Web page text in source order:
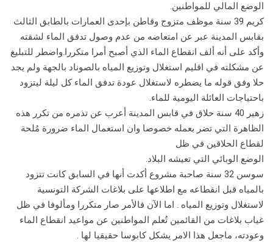
الوضع المالي للمواطنين.
كريم 39 سنة موظف متزوج وقاطن بإحدى العمارات بالطابق الثالث
بقابس المدينة عبر عن امتعاضه من عدم وصول تدفق الماء لشقته
وأكد على أنه ألف انقطاع الماء الذي أصبح أمرا متكررا.واضطر للتبليغ
عن مشكلته في اقليم استغلال وتوزيع المياه بالصوناد بالجهة ولم يجد
حلا وفق قوله ما يضطره لاستغلال عودة تدفق الماء كل ليلة ليتزود
باحتياجات العائلة اليومية للماء.
زهير 40 سنة حلاق في قابس المدينة أعرب عن تذمره من تكرر هذه
الظاهرة التي تضر بعمله خصوصا وان استعمال الماء ضرورة مُلحة
لقطاع الحلاقين في ظل
الوضع الوبائي التي تعيشه البلاد.
سوسن 32 سنة صاحبة مشروع أكدت أنها في السابق كانت تتزود
بالمياه قبل انقطاعه مع اطلاعها على بلاغات الشركة التونسية
لاستغلال وتوزيع المياه . اما الآن فالأمر صار متكررا ومألوفا في ظل
غياب بلاغات من القائمين تُعلم المواطنين عن مواعيد انقطاع الماء
وعودته، ماجعل هذا الامر يشكل كابوسا حقيقيا لها .